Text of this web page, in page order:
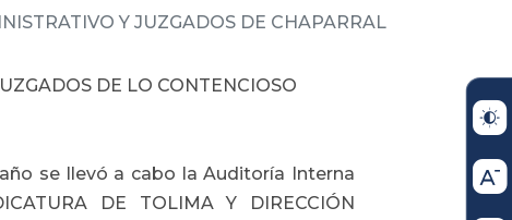
Y JUZGADOS DE CHAPARRAL
DE LO CONTENCIOSO
se llevó a cabo la Auditoría Interna
DE TOLIMA Y DIRECCIÓN